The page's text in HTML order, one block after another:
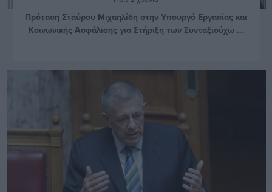
Πρόταση Σταύρου Μιχαηλίδη στην Υπουργό Εργασίας και
Κοινωνικής Ασφάλισης για Στήριξη των Συνταξιούχω ...